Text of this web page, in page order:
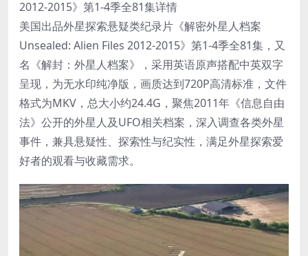
2012-2015》第1-4季全81集详情
美国出品外星探索悬疑类纪录片《解密外星人档案
Unsealed: Alien Files 2012-2015》第1-4季全81集，又
名《解封：外星人档案》，采用英语原声搭配中英双字
呈现，为无水印纯净版，画质达到720P高清标准，文件
格式为MKV，总大小约24.4G，聚焦2011年《信息自由
法》公开的外星人及UFO相关档案，深入调查各类外星
事件，兼具悬疑性、探索性与纪实性，满足外星探索爱
好者的观看与收藏需求。